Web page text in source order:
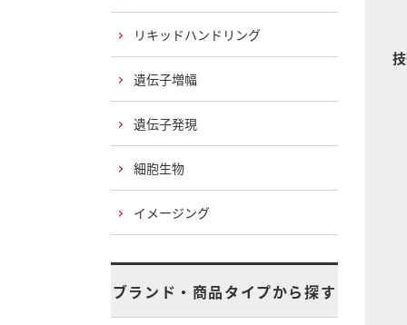
リキッドハンドリング
遺伝子増幅
遺伝子発現
細胞生物
イメージング
ブランド・商品タイプから探す